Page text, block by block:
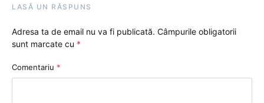
LASĂ UN RĂSPUNS
Adresa ta de email nu va fi publicată. Câmpurile obligatorii
sunt marcate cu *
Comentariu *